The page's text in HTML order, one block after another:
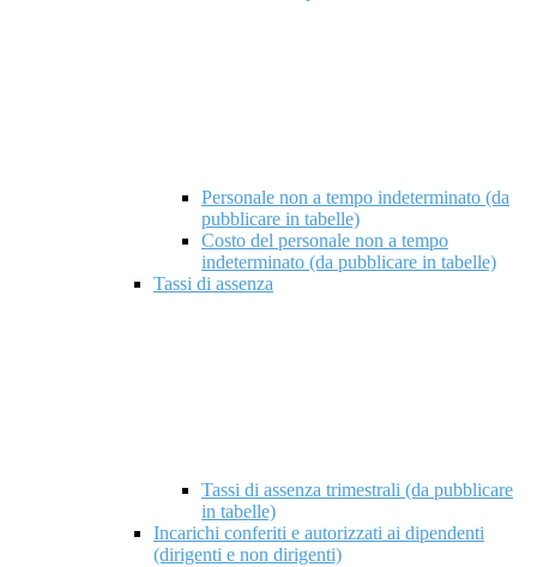
Personale non a tempo indeterminato (da
pubblicare in tabelle)
Costo del personale non a tempo
indeterminato (da pubblicare in tabelle)
Tassi di assenza
Tassi di assenza trimestrali (da pubblicare
in tabelle)
Incarichi conferiti e autorizzati ai dipendenti
(dirigenti e non dirigenti)